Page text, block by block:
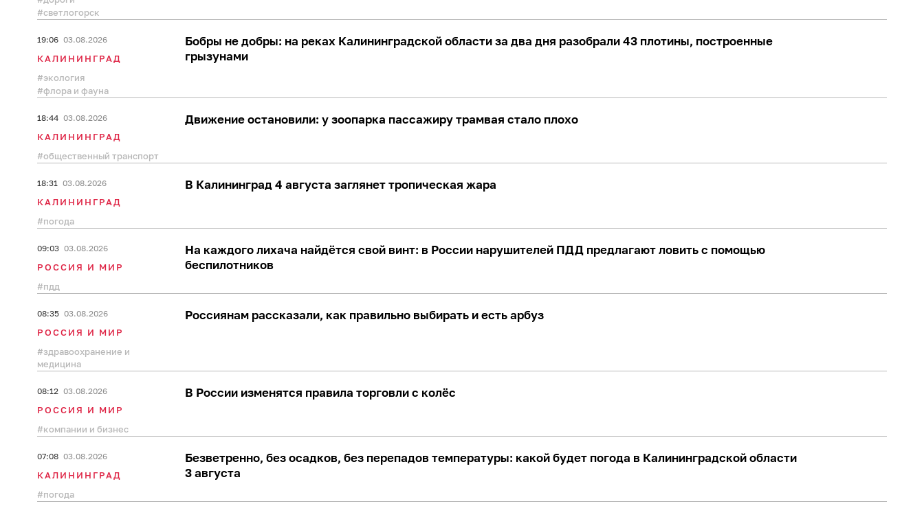
светлогорск
19:06 03.08.2026
КАЛИНИНГРАД
экология
флора и фауна
Бобры не добры: на реках Калининградской области за два дня разобрали 43 плотины, построенные
грызунами
18:44 03.08.2026
КАЛИНИНГРАД
общественный транспорт
Движение остановили: у зоопарка пассажиру трамвая стало плохо
18:31 03.08.2026
КАЛИНИНГРАД
погода
В Калининград 4 августа заглянет тропическая жара
09:03 03.08.2026
РОССИЯ И МИР
пдд
На каждого лихача найдётся свой винт: в России нарушителей ПДД предлагают ловить с помощью
беспилотников
08:35 03.08.2026
РОССИЯ И МИР
здравоохранение и
медицина
Россиянам рассказали, как правильно выбирать и есть арбуз
08:12 03.08.2026
РОССИЯ И МИР
компании и бизнес
В России изменятся правила торговли с колёс
07:08 03.08.2026
КАЛИНИНГРАД
погода
Безветренно, без осадков, без перепадов температуры: какой будет погода в Калининградской области
3 августа